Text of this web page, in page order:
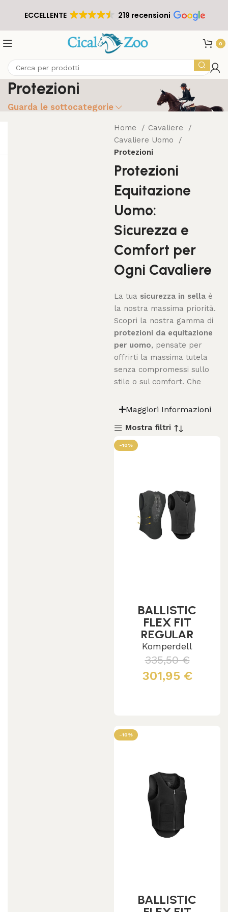
ECCELLENTE 219 recensioni
0
Protezioni
Guarda le sottocategorie
Home
Cavaliere
Cavaliere Uomo
Protezioni
Protezioni
Equitazione
Uomo:
Sicurezza e
Comfort per
Ogni Cavaliere
La tua sicurezza in sella è
la nostra massima priorità.
Scopri la nostra gamma di
protezioni da equitazione
per uomo, pensate per
offrirti la massima tutela
senza compromessi sullo
stile o sul comfort. Che
Maggiori Informazioni
Mostra filtri
-10%
BALLISTIC
FLEX FIT
REGULAR
Komperdell
335,50€
301,95 €
-10%
BALLISTIC